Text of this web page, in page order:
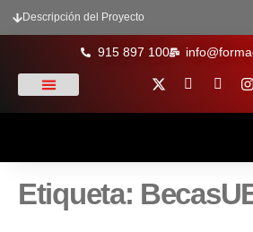
Descripción del Proyecto
915 897 100
Etiqueta: